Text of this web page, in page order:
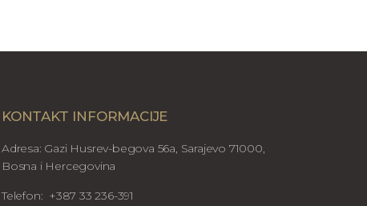
KONTAKT INFORMACIJE
Adresa: Gazi Husrev-begova 56a, Sarajevo 71000,
Bosna i Hercegovina
Telefon: +387 33 236-391